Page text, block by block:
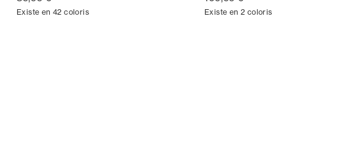
Existe en 42 coloris Existe en 2 coloris